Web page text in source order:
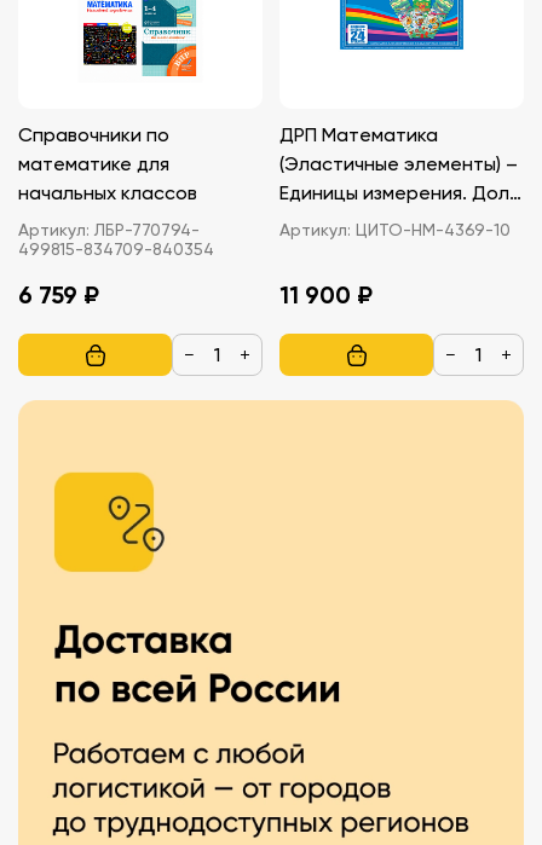
Справочники по
математике для
начальных классов
Артикул: ЛБР-770794-
499815-834709-840354
6 759 ₽
− +
ДРП Математика
(Эластичные элементы) –
Единицы измерения. Доли
и дроби
Артикул: ЦИТО-НМ-4369-10
11 900 ₽
− +